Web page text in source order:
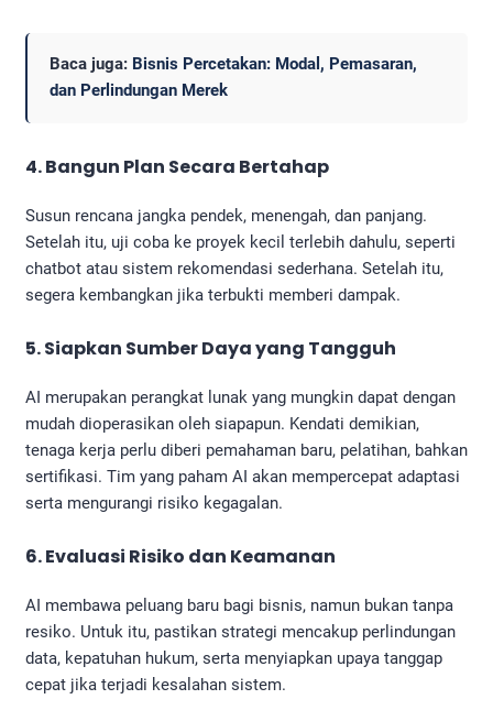
Baca juga: Bisnis Percetakan: Modal, Pemasaran,
dan Perlindungan Merek
4. Bangun Plan Secara Bertahap
Susun rencana jangka pendek, menengah, dan panjang.
Setelah itu, uji coba ke proyek kecil terlebih dahulu, seperti
chatbot atau sistem rekomendasi sederhana. Setelah itu,
segera kembangkan jika terbukti memberi dampak.
5. Siapkan Sumber Daya yang Tangguh
AI merupakan perangkat lunak yang mungkin dapat dengan
mudah dioperasikan oleh siapapun. Kendati demikian,
tenaga kerja perlu diberi pemahaman baru, pelatihan, bahkan
sertifikasi. Tim yang paham AI akan mempercepat adaptasi
serta mengurangi risiko kegagalan.
6. Evaluasi Risiko dan Keamanan
AI membawa peluang baru bagi bisnis, namun bukan tanpa
resiko. Untuk itu, pastikan strategi mencakup perlindungan
data, kepatuhan hukum, serta menyiapkan upaya tanggap
cepat jika terjadi kesalahan sistem.